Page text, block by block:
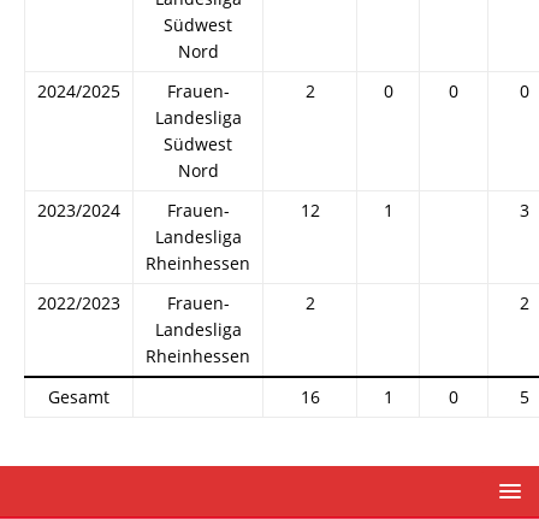
Südwest
Nord
2024/2025
Frauen-
Landesliga
Südwest
Nord
2 0 0 0
2023/2024
Frauen-
Landesliga
Rheinhessen
12 1 3
2022/2023
Frauen-
Landesliga
Rheinhessen
2 2
Gesamt 16 1 0 5